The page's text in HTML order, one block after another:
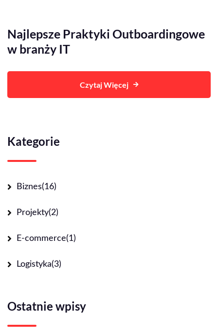
Najlepsze Praktyki Outboardingowe
w branży IT
Czytaj Więcej
Kategorie
Biznes(16)
Projekty(2)
E-commerce(1)
Logistyka(3)
Ostatnie wpisy